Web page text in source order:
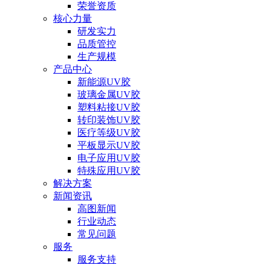
荣誉资质
核心力量
研发实力
品质管控
生产规模
产品中心
新能源UV胶
玻璃金属UV胶
塑料粘接UV胶
转印装饰UV胶
医疗等级UV胶
平板显示UV胶
电子应用UV胶
特殊应用UV胶
解决方案
新闻资讯
高图新闻
行业动态
常见问题
服务
服务支持